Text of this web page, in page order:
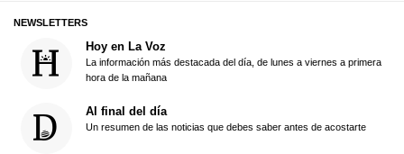
NEWSLETTERS
Hoy en La Voz
La información más destacada del día, de lunes a viernes a primera
hora de la mañana
Al final del día
Un resumen de las noticias que debes saber antes de acostarte